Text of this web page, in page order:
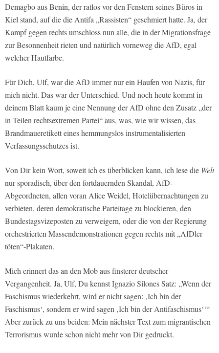
Demagbo aus Benin, der ratlos vor den Fenstern seines Büros in
Kiel stand, auf die die Antifa „Rassisten“ geschmiert hatte. Ja, der
Kampf gegen rechts umschloss nun alle, die in der Migrationsfrage
zur Besonnenheit rieten und natürlich vorneweg die AfD, egal
welcher Hautfarbe.
Für Dich, Ulf, war die AfD immer nur ein Haufen von Nazis, für
mich nicht. Das war der Unterschied. Und noch heute kommt in
deinem Blatt kaum je eine Nennung der AfD ohne den Zusatz „der
in Teilen rechtsextremen Partei“ aus, was, wie wir wissen, das
Brandmaueretikett eines hemmungslos instrumentalisierten
Verfassungsschutzes ist.
Von Dir kein Wort, soweit ich es überblicken kann, ich lese die Welt
nur sporadisch, über den fortdauernden Skandal, AfD-
Abgeordneten, allen voran Alice Weidel, Hotelübernachtungen zu
verbieten, deren demokratische Parteitage zu blockieren, den
Bundestagsvizeposten zu verweigern, oder die von der Regierung
orchestrierten Massendemonstrationen gegen rechts mit „AfDler
töten“-Plakaten.
Mich erinnert das an den Mob aus finsterer deutscher
Vergangenheit. Ja, Ulf, Du kennst Ignazio Silones Satz: „Wenn der
Faschismus wiederkehrt, wird er nicht sagen: ‚Ich bin der
Faschismus‘, sondern er wird sagen ‚Ich bin der Antifaschismus‘‘“
Aber zurück zu uns beiden: Mein nächster Text zum migrantischen
Terrorismus wurde schon nicht mehr von Dir gedruckt.